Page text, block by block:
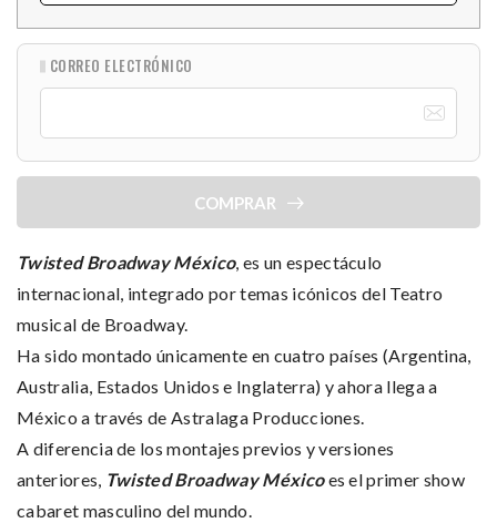
CORREO ELECTRÓNICO
COMPRAR
Twisted Broadway México, es un espectáculo
internacional, integrado por temas icónicos del Teatro
musical de Broadway.
Ha sido montado únicamente en cuatro países (Argentina,
Australia, Estados Unidos e Inglaterra) y ahora llega a
México a través de Astralaga Producciones.
A diferencia de los montajes previos y versiones
anteriores, Twisted Broadway Méxicoes el primer show
cabaret masculino del mundo.